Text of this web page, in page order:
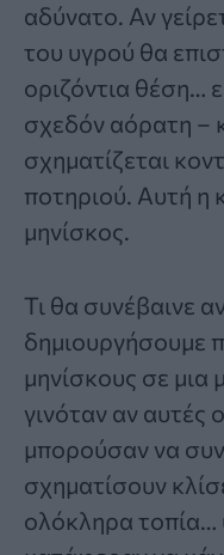
αδύνατο. Αν
του υγρού θα
οριζόντια θέση…
σχεδόν αόρατη –
σχηματίζεται
ποτηριού. Αυτή η
μηνίσκος.
Τι θα συνέβαινε
δημιουργήσουμε
μηνίσκους σε μια
γινόταν αν αυτές
μπορούσαν να
σχηματίσουν
ολόκληρα